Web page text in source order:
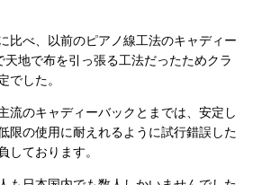
比べ、以前のピアノ線工法のキャディー
地で布を引っ張る工法だったためクラ
でした。
流のキャディーバックとまでは、安定し
限の使用に耐えれるように試行錯誤した
しております。